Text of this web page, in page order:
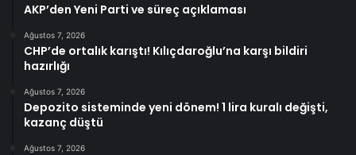
AKP’den Yeni Parti ve süreç açıklaması
Ağustos 7, 2026
CHP’de ortalık karıştı! Kılıçdaroğlu’na karşı bildiri
hazırlığı
Ağustos 7, 2026
Depozito sisteminde yeni dönem! 1 lira kuralı değişti,
kazanç düştü
Ağustos 7, 2026